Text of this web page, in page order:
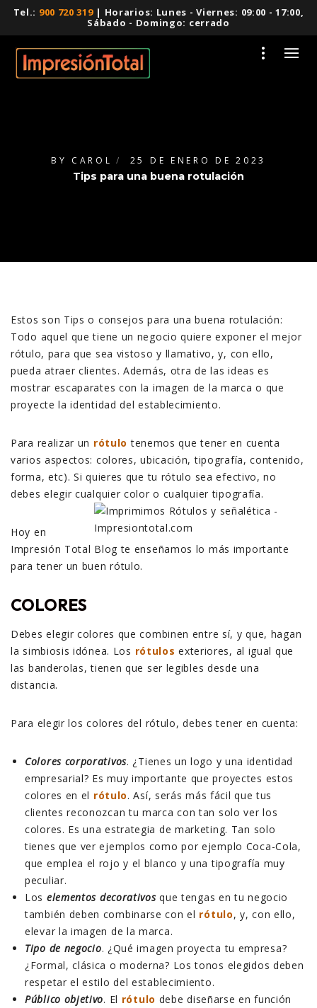
Tel.: 900 720 319| Horarios: Lunes - Viernes: 09:00 - 17:00,
Sábado - Domingo: cerrado
BY CAROL 25 DE ENERO DE 2023
Tips para una buena rotulación
Estos son Tips o consejos para una buena rotulación:
Todo aquel que tiene un negocio quiere exponer el mejor
rótulo, para que sea vistoso y llamativo, y, con ello,
pueda atraer clientes. Además, otra de las ideas es
mostrar escaparates con la imagen de la marca o que
proyecte la identidad del establecimiento.
Para realizar un rótulo tenemos que tener en cuenta
varios aspectos: colores, ubicación, tipografía, contenido,
forma, etc). Si quieres que tu rótulo sea efectivo, no
debes elegir cualquier color o cualquier tipografía.
Hoy en
Impresión Total Blog te enseñamos lo más importante
para tener un buen rótulo.
COLORES
Debes elegir colores que combinen entre sí, y que, hagan
la simbiosis idónea. Los rótulos exteriores, al igual que
las banderolas, tienen que ser legibles desde una
distancia.
Para elegir los colores del rótulo, debes tener en cuenta:
Colores corporativos. ¿Tienes un logo y una identidad
empresarial? Es muy importante que proyectes estos
colores en el rótulo. Así, serás más fácil que tus
clientes reconozcan tu marca con tan solo ver los
colores. Es una estrategia de marketing. Tan solo
tienes que ver ejemplos como por ejemplo Coca-Cola,
que emplea el rojo y el blanco y una tipografía muy
peculiar.
Los elementos decorativos que tengas en tu negocio
también deben combinarse con el rótulo, y, con ello,
elevar la imagen de la marca.
Tipo de negocio. ¿Qué imagen proyecta tu empresa?
¿Formal, clásica o moderna? Los tonos elegidos deben
respetar el estilo del establecimiento.
Público objetivo. El rótulo debe diseñarse en función